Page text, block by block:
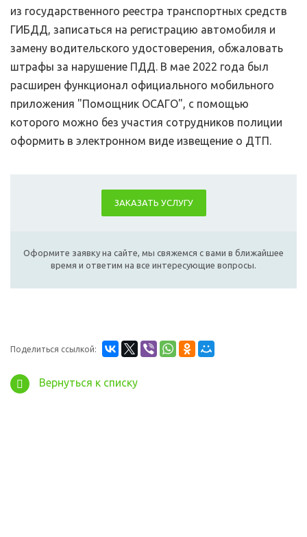
из государственного реестра транспортных средств
ГИБДД, записаться на регистрацию автомобиля и
замену водительского удостоверения, обжаловать
штрафы за нарушение ПДД. В мае 2022 года был
расширен функционал официального мобильного
приложения "Помощник ОСАГО", с помощью
которого можно без участия сотрудников полиции
оформить в электронном виде извещение о ДТП.
ЗАКАЗАТЬ УСЛУГУ
Оформите заявку на сайте, мы свяжемся с вами в ближайшее
время и ответим на все интересующие вопросы.
Поделиться ссылкой:
Вернуться к списку